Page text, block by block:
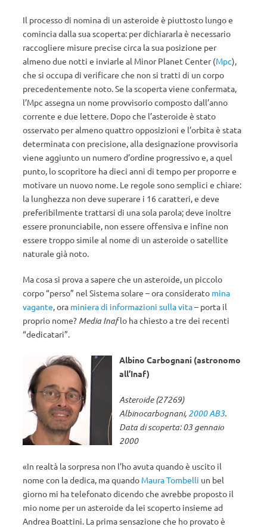
Il processo di nomina di un asteroide è piuttosto lungo e
comincia dalla sua scoperta: per dichiararla è necessario
raccogliere misure precise circa la sua posizione per
almeno due notti e inviarle al Minor Planet Center (Mpc),
che si occupa di verificare che non si tratti di un corpo
precedentemente noto. Se la scoperta viene confermata,
l’Mpc assegna un nome provvisorio composto dall’anno
corrente e due lettere. Dopo che l’asteroide è stato
osservato per almeno quattro opposizioni e l’orbita è stata
determinata con precisione, alla designazione provvisoria
viene aggiunto un numero d’ordine progressivo e, a quel
punto, lo scopritore ha dieci anni di tempo per proporre e
motivare un nuovo nome. Le regole sono semplici e chiare:
la lunghezza non deve superare i 16 caratteri, e deve
preferibilmente trattarsi di una sola parola; deve inoltre
essere pronunciabile, non essere offensiva e infine non
essere troppo simile al nome di un asteroide o satellite
naturale già noto.
Ma cosa si prova a sapere che un asteroide, un piccolo
corpo “perso” nel Sistema solare – ora considerato mina
vagante, ora miniera di informazioni sulla vita– porta il
proprio nome? Media Inaflo ha chiesto a tre dei recenti
“dedicatari”.
Albino Carbognani (astronomo
all’Inaf)
Asteroide (27269)
Albinocarbognani, 2000 AB3.
Data di scoperta: 03 gennaio
2000
«In realtà la sorpresa non l’ho avuta quando è uscito il
nome con la dedica, ma quando Maura Tombelli un bel
giorno mi ha telefonato dicendo che avrebbe proposto il
mio nome per un asteroide da lei scoperto insieme ad
Andrea Boattini. La prima sensazione che ho provato è